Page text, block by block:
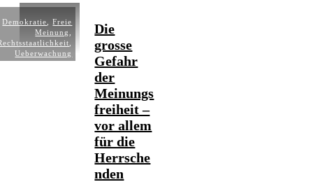
Demokratie ,Freie
Meinung
Ueberwachung
Die
grosse
Gefahr
der
Meinungs
freiheit –
vor allem
für die
Herrsche
nden